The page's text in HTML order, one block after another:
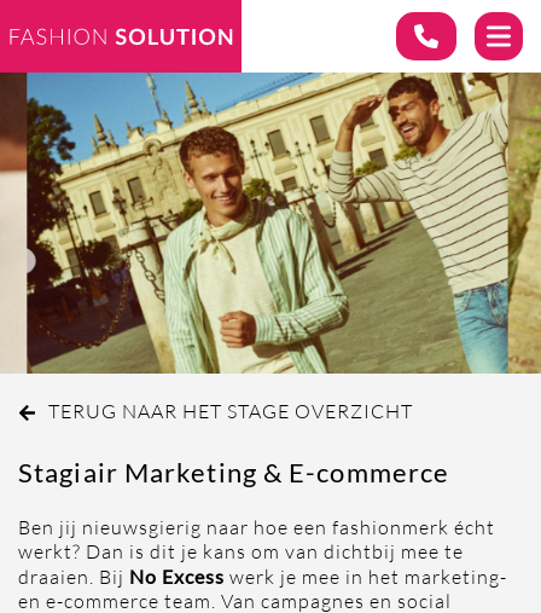
TERUG NAAR HET STAGE OVERZICHT
Stagiair Marketing & E-commerce
Ben jij nieuwsgierig naar hoe een fashionmerk écht
werkt? Dan is dit je kans om van dichtbij mee te
draaien. Bij No Excess werk je mee in het marketing-
en e-commerce team. Van campagnes en social